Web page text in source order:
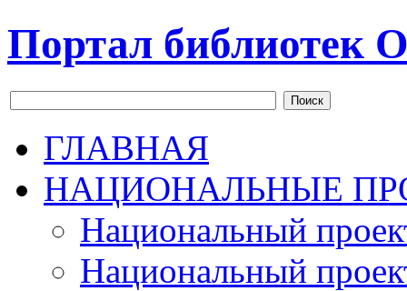
Портал библиотек
Поиск
ГЛАВНАЯ
НАЦИОНАЛЬНЫЕ
Национальный
Национальный